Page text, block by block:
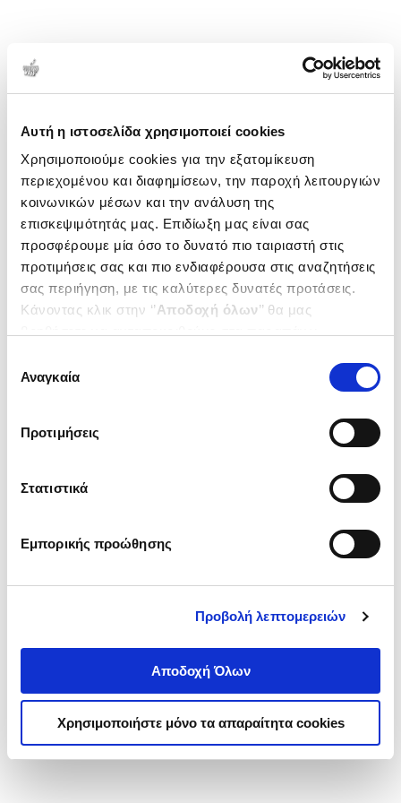
Αυτή η ιστοσελίδα χρησιμοποιεί cookies
Χρησιμοποιούμε cookies για την εξατομίκευση
περιεχομένου και διαφημίσεων, την παροχή λειτουργιών
κοινωνικών μέσων και την ανάλυση της
επισκεψιμότητάς μας. Επιδίωξη μας είναι σας
προσφέρουμε μία όσο το δυνατό πιο ταιριαστή στις
προτιμήσεις σας και πιο ενδιαφέρουσα στις αναζητήσεις
σας περιήγηση, με τις καλύτερες δυνατές προτάσεις.
Κάνοντας κλικ στην ‘’Αποδοχή όλων’’ θα μας
ενδιαφέρουν και να επιλέξετε από τα παρακάτω με την
΄΄και να ενημερωθείτε σχετικά με
συγκατάθεσης
Αναγκαία
Προτιμήσεις
Στατιστικά
Εμπορικής προώθησης
Προβολή λεπτομερειών
Αποδοχή Όλων
Χρησιμοποιήστε μόνο τα απαραίτητα cookies